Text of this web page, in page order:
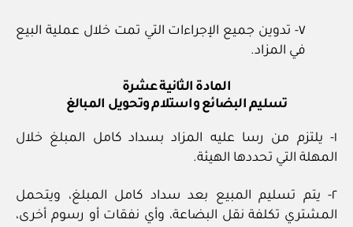
٧- تدوين جميع الإجراءات التي تمت خلال عملية البيع
في المزاد.
المادة الثانية عشرة
تسليم البضائع واستلام وتحويل المبالغ
١- يلتزم من رسا عليه المزاد بسداد كامل المبلغ خلال
المهلة التي تحددها الهيئة.
٢- يتم تسليم المبيع بعد سداد كامل المبلغ، ويتحمل
المشتري تكلفة نقل البضاعة، وأي نفقات أو رسوم أخرى،